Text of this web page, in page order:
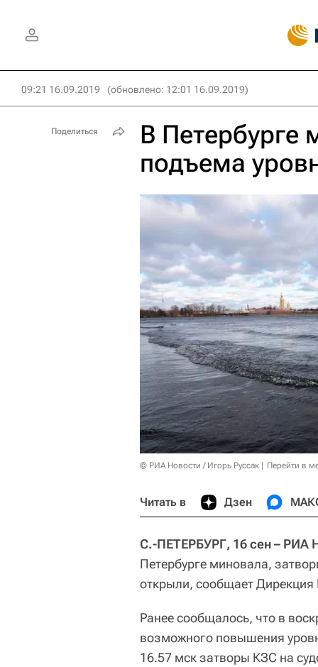
09:21 16.09.2019 (обновлено: 12:01 16.09.2019)
В Петербурге
подъема
© РИА Новости / Игорь Руссак Перейти в
Читать в Дзен
С.-ПЕТЕРБУРГ, 16 сен – РИА
Петербурге миновала,
открыли, сообщает Дирекция
Ранее сообщалось, что в
возможного повышения
16.57 мск затворы КЗС на
Поделиться